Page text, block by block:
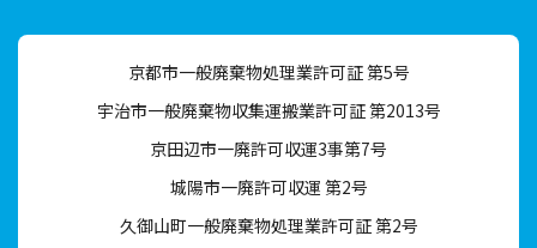
京都市一般廃棄物処理業許可証 第5号
宇治市一般廃棄物収集運搬業許可証 第2013号
京田辺市一廃許可収運3事第7号
城陽市一廃許可収運 第2号
久御山町一般廃棄物処理業許可証 第2号